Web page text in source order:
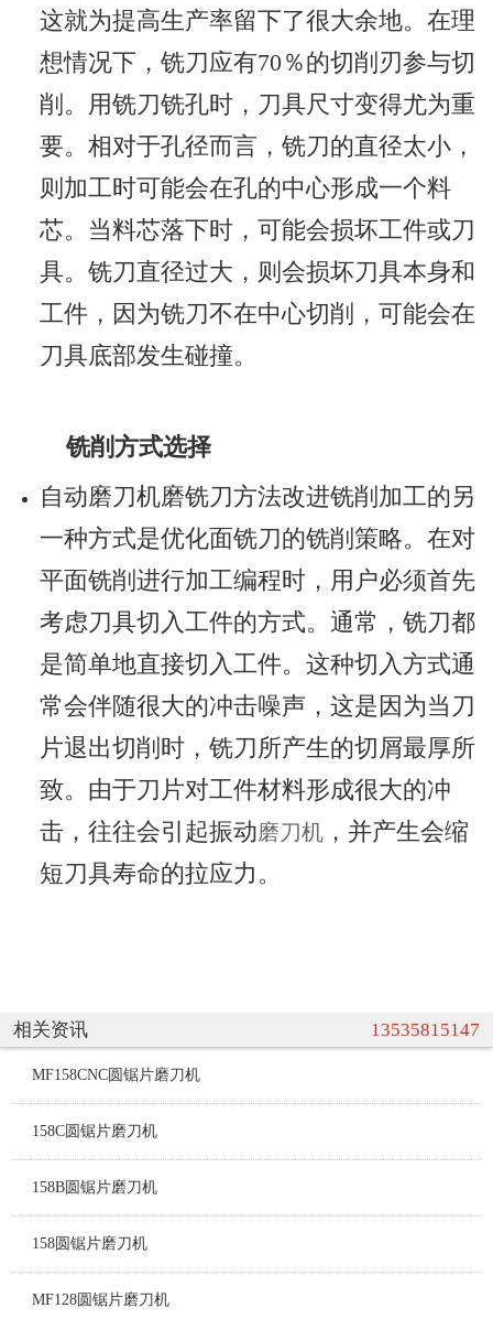
这就为提高生产率留下了很大余地。在理
想情况下，铣刀应有70％的切削刃参与切
削。用铣刀铣孔时，刀具尺寸变得尤为重
要。相对于孔径而言，铣刀的直径太小，
则加工时可能会在孔的中心形成一个料
芯。当料芯落下时，可能会损坏工件或刀
具。铣刀直径过大，则会损坏刀具本身和
工件，因为铣刀不在中心切削，可能会在
刀具底部发生碰撞。
铣削方式选择
自动磨刀机磨铣刀方法改进铣削加工的另
一种方式是优化面铣刀的铣削策略。在对
平面铣削进行加工编程时，用户必须首先
考虑刀具切入工件的方式。通常，铣刀都
是简单地直接切入工件。这种切入方式通
常会伴随很大的冲击噪声，这是因为当刀
片退出切削时，铣刀所产生的切屑最厚所
致。由于刀片对工件材料形成很大的冲
击，往往会引起振动磨刀机 ，并产生会缩
短刀具寿命的拉应力。
相关资讯 13535815147
MF158CNC圆锯片磨刀机
158C圆锯片磨刀机
158B圆锯片磨刀机
158圆锯片磨刀机
MF128圆锯片磨刀机